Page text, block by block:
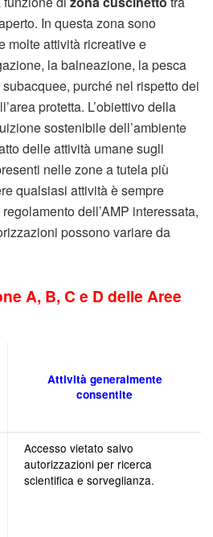
In questa zona sono
molte attività ricreative e
la balneazione, la pesca
purché nel rispetto dei
protetta. L’obiettivo della
sostenibile dell’ambiente
delle attività umane sugli
nelle zone a tutela più
qualsiasi attività è sempre
dell’AMP interessata,
possono variare da
A, B, C e D delle Aree
Attività generalmente
consentite
Accesso vietato salvo
autorizzazioni per ricerca
scientifica e sorveglianza.